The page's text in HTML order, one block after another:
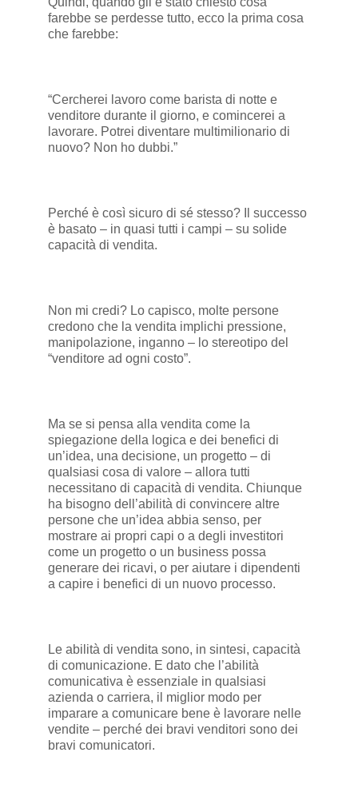
farebbe se perdesse tutto, ecco la prima cosa
che farebbe:
“Cercherei lavoro come barista di notte e
venditore durante il giorno, e comincerei a
lavorare. Potrei diventare multimilionario di
nuovo? Non ho dubbi.”
Perché è così sicuro di sé stesso? Il successo
è basato – in quasi tutti i campi – su solide
capacità di vendita.
Non mi credi? Lo capisco, molte persone
credono che la vendita implichi pressione,
manipolazione, inganno – lo stereotipo del
“venditore ad ogni costo”.
Ma se si pensa alla vendita come la
spiegazione della logica e dei benefici di
un’idea, una decisione, un progetto – di
qualsiasi cosa di valore – allora tutti
necessitano di capacità di vendita. Chiunque
ha bisogno dell’abilità di convincere altre
persone che un’idea abbia senso, per
mostrare ai propri capi o a degli investitori
come un progetto o un business possa
generare dei ricavi, o per aiutare i dipendenti
a capire i benefici di un nuovo processo.
Le abilità di vendita sono, in sintesi, capacità
di comunicazione. E dato che l’abilità
comunicativa è essenziale in qualsiasi
azienda o carriera, il miglior modo per
imparare a comunicare bene è lavorare nelle
vendite – perché dei bravi venditori sono dei
bravi comunicatori.